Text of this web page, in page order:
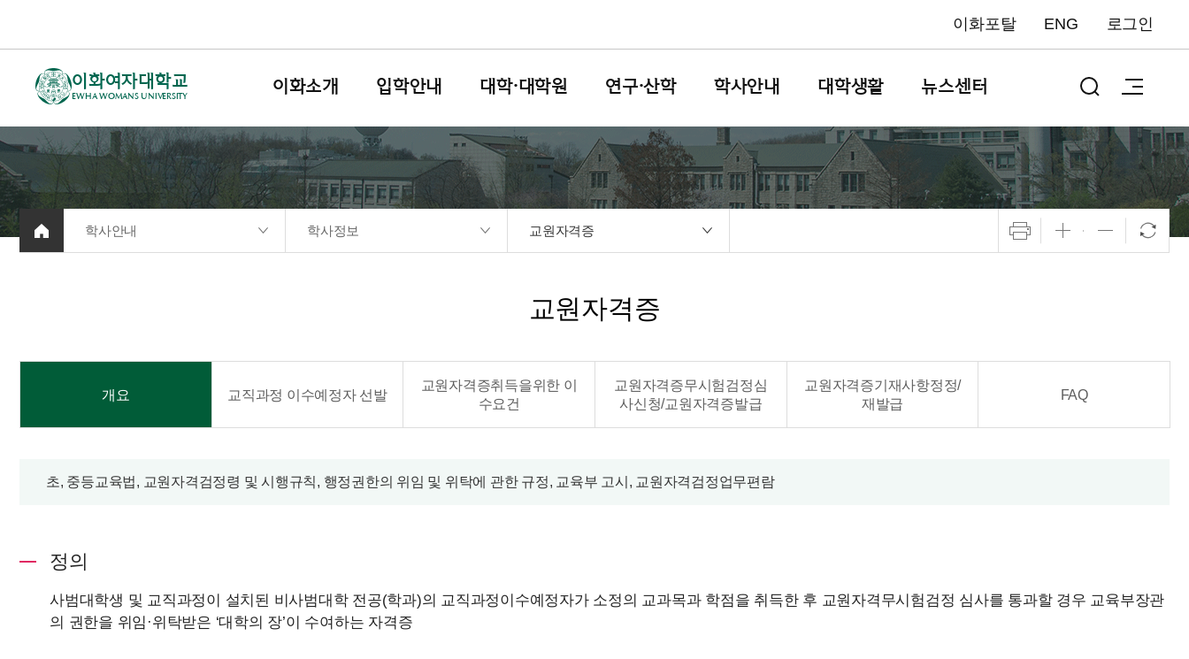
이화포탈 ENG 로그인
이화여자대학교
EWHA WOMANS UNIVERSITY
이화소개 입학안내 대학·대학원 연구·산학 학사안내 대학생활 뉴스센터
학사안내 학사정보 교원자격증
교원자격증
개요 교직과정 이수예정자 선발
교원자격증취득을위한 이
수요건
교원자격증무시험검정심
사신청/교원자격증발급
교원자격증기재사항정정/
재발급
FAQ
초, 중등교육법, 교원자격검정령 및 시행규칙, 행정권한의 위임 및 위탁에 관한 규정, 교육부 고시, 교원자격검정업무편람
정의
사범대학생 및 교직과정이 설치된 비사범대학 전공(학과)의 교직과정이수예정자가 소정의 교과목과 학점을 취득한 후 교원자격무시험검정 심사를 통과할 경우 교육부장관
의 권한을 위임·위탁받은 ‘대학의 장’이 수여하는 자격증